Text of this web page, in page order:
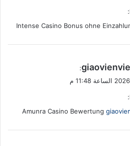
Intense Casino Bonus ohne
:
Amunra Casino Bewertung